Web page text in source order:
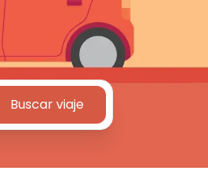
Buscar viaje